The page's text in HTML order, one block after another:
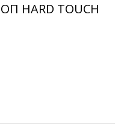
HARD TOUCH